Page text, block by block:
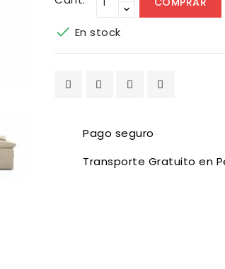
 En stock
Pago seguro
Transporte Gratuito en